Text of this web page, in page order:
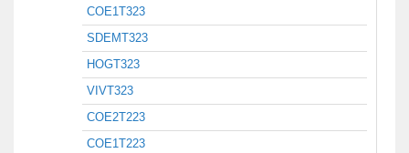
COE1T323
SDEMT323
HOGT323
VIVT323
COE2T223
COE1T223